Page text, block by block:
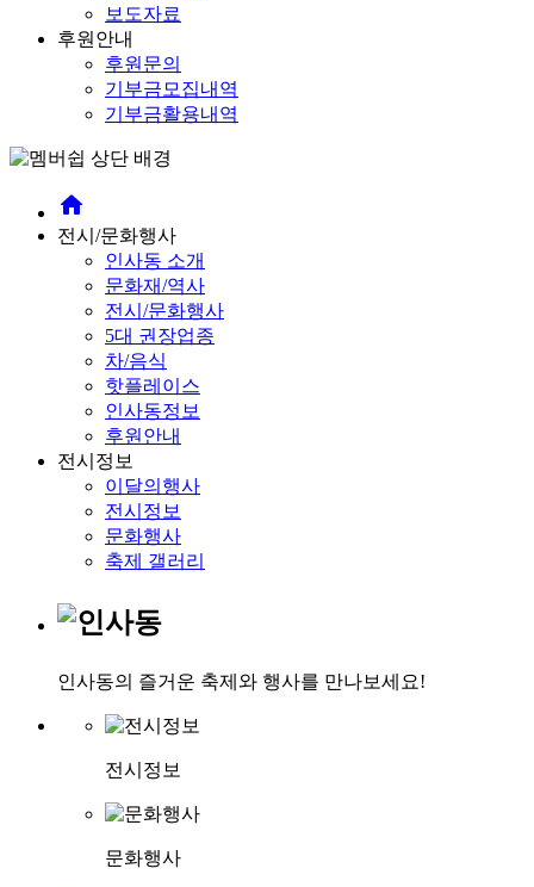
보도자료
후원안내
후원문의
기부금모집내역
기부금활용내역
home
전시/문화행사
인사동 소개
문화재/역사
전시/문화행사
5대 권장업종
차/음식
핫플레이스
인사동정보
후원안내
전시정보
이달의행사
전시정보
문화행사
축제 갤러리
인사동의 즐거운 축제와 행사를 만나보세요!
전시정보
문화행사